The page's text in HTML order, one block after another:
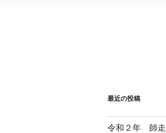
最近の投稿
令和２年 師走